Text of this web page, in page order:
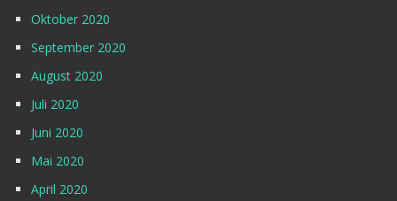
Oktober 2020
September 2020
August 2020
Juli 2020
Juni 2020
Mai 2020
April 2020